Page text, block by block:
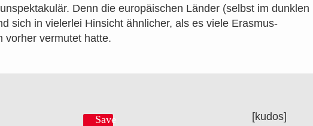
Denn die europäischen Länder (selbst im dunklen
sich in vielerlei Hinsicht ähnlicher, als es viele Erasmus-
vorher vermutet hatte.
Save [kudos]